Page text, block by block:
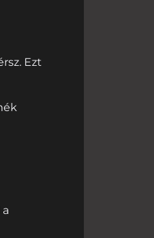
Ezt